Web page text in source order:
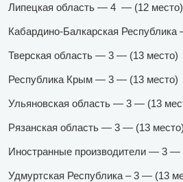
Липецкая область — 4 — (12 место)
Кабардино-Балкарская
Тверская область — 3 — (13 место)
Республика Крым — 3 — (13 место)
Ульяновская область — 3 — (13
Рязанская область — 3 — (13 место)
Иностранные производители — 3 —
Удмуртская Республика – 3 — (13